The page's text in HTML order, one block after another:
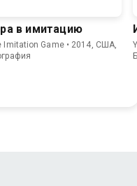
в имитацию
Imitation Game • 2014, США,